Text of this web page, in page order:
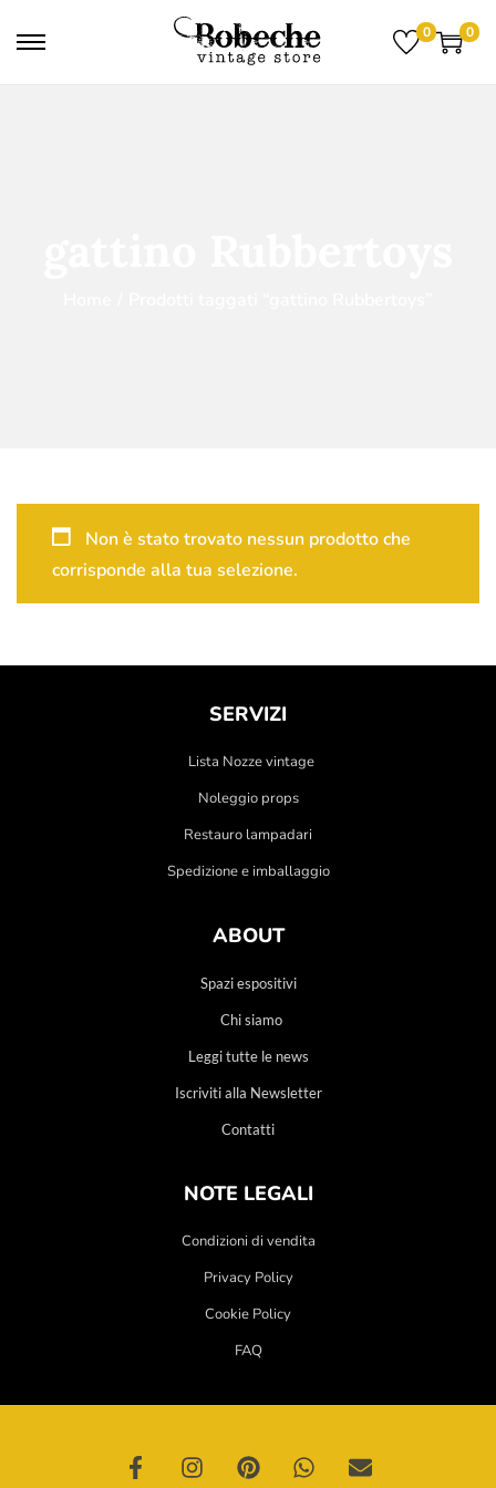
0 0
Non è stato trovato nessun prodotto che
corrisponde alla tua selezione.
SERVIZI
Lista Nozze vintage
Noleggio props
Restauro lampadari
Spedizione e imballaggio
ABOUT
Spazi espositivi
Chi siamo
Leggi tutte le news
Iscriviti alla Newsletter
Contatti
NOTE LEGALI
Condizioni di vendita
Privacy Policy
Cookie Policy
FAQ